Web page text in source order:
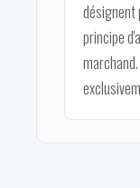
désignent
principe